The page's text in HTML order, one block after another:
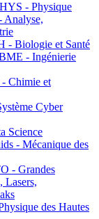
- Physique
Biologie et Santé
- Ingénierie
Chimie et
Cyber
Science
- Mécanique des
- Grandes
Lasers,
des Hautes